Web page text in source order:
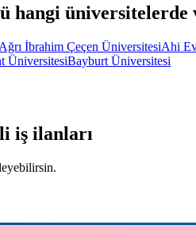
hangi üniversitelerde
Ağrı İbrahim Çeçen ÜniversitesiAhi
ÜniversitesiBayburt Üniversitesi
iş ilanları